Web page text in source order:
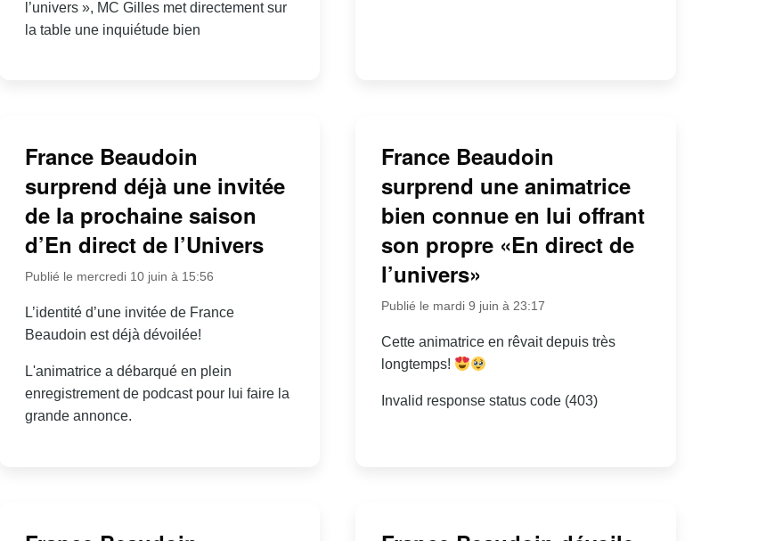
l’univers », MC Gilles met directement sur
la table une inquiétude bien
France Beaudoin
surprend déjà une invitée
de la prochaine saison
d’En direct de l’Univers
Publié le mercredi 10 juin à 15:56
L’identité d’une invitée de France
Beaudoin est déjà dévoilée!
L'animatrice a débarqué en plein
enregistrement de podcast pour lui faire la
grande annonce.
France Beaudoin
surprend une animatrice
bien connue en lui offrant
son propre «En direct de
l’univers»
Publié le mardi 9 juin à 23:17
Cette animatrice en rêvait depuis très
longtemps!
Invalid response status code (403)